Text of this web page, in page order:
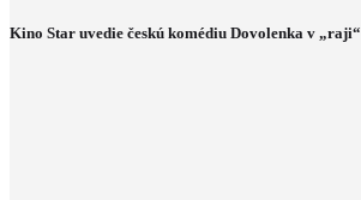
Kino Star uvedie českú komédiu Dovolenka v „raji“